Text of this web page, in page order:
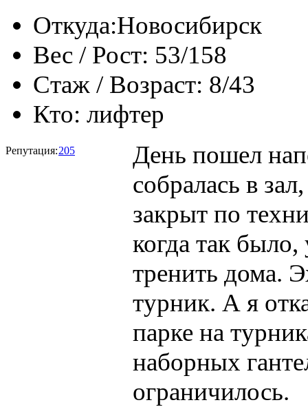
Откуда:Новосибирск
Вес / Рост: 53/158
Стаж / Возраст: 8/43
Кто: лифтер
Репутация:205
День пошел
собралась в
закрыт по
когда так
тренить дома.
турник. А я
парке на
наборных
ограничилось.